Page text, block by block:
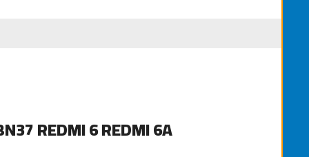
REDMI 6 REDMI 6A